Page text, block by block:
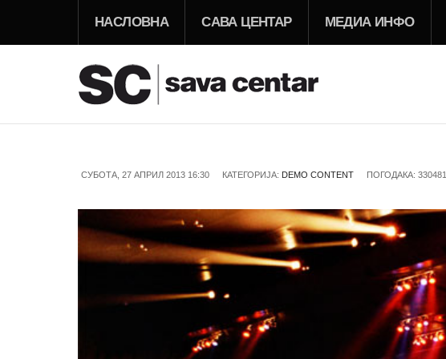
НАСЛОВНА САВА ЦЕНТАР МЕДИА ИНФО
СУБОТА, 27 АПРИЛ 2013 16:30 КАТЕГОРИЈА: DEMO CONTENT ПОГОДАКА: 330481